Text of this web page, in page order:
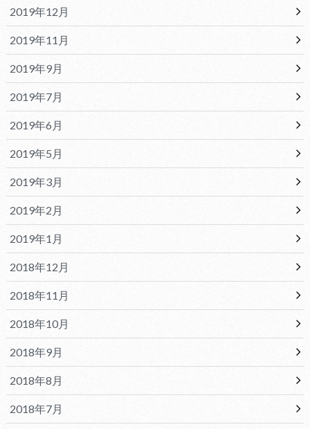
2019年12月
2019年11月
2019年9月
2019年7月
2019年6月
2019年5月
2019年3月
2019年2月
2019年1月
2018年12月
2018年11月
2018年10月
2018年9月
2018年8月
2018年7月